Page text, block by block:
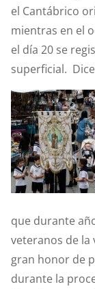
el Cantábrico
mientras en el
el día 20 se
superficial.
que durante
veteranos de
gran honor de
durante la